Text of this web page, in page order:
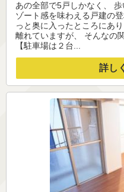
あの全部で5戸しかなく、
ゾート感を味わえる戸建の
っと奥に入ったところにあ
離れていますが、 そんなの
【駐車場は２台...
詳し